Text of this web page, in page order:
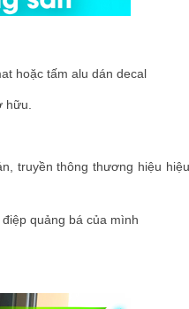
hoặc tấm alu dán decal
hữu.
truyền thông thương hiệu
quảng bá của mình